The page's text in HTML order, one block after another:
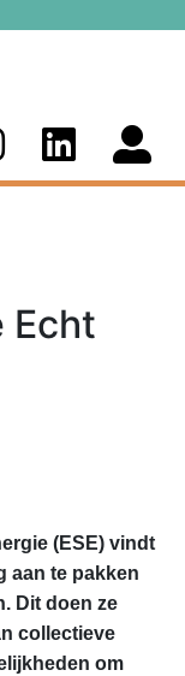
Echt
(ESE) vindt
aan te pakken
Dit doen ze
collectieve
om